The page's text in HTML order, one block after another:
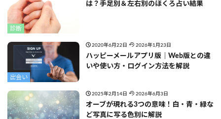
診断
は？手足別＆左右別のほくろ占い結果
出会い
2020年6月22日 2026年1月23日
ハッピーメールアプリ版｜Web版との違
いや使い方・ログイン方法を解説
2025年2月14日 2026年6月3日
オーブが現れる3つの意味！白・青・緑な
ど写真に写る色別に解説